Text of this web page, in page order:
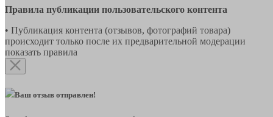
Правила публикации пользовательского контента
• Публикация контента (отзывов, фотографий товара)
происходит только после их предварительной модерации
показать правила
Ваш отзыв отправлен!